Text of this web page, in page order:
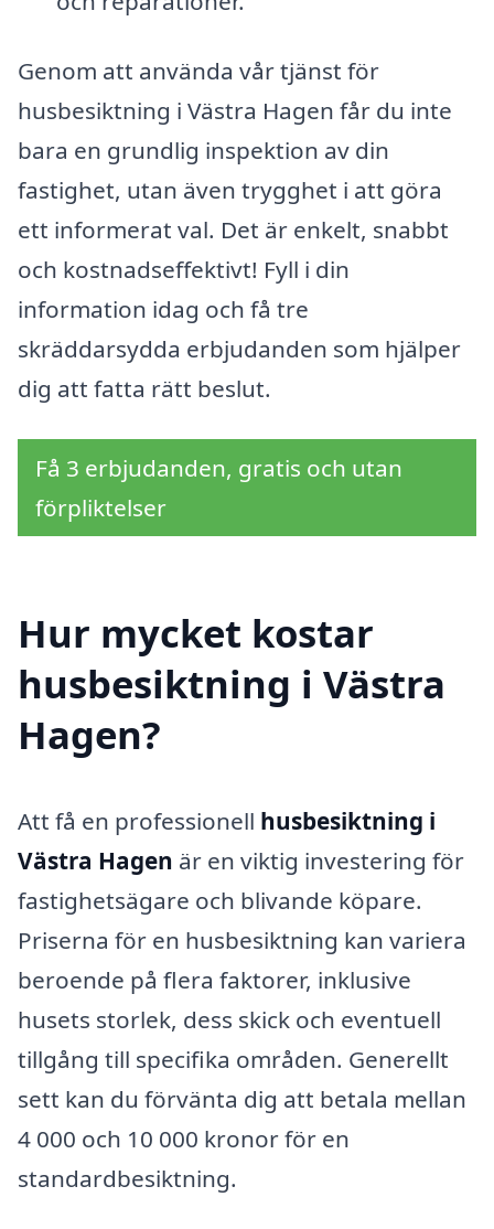
Genom att använda vår tjänst för
husbesiktning i Västra Hagen får du inte
bara en grundlig inspektion av din
fastighet, utan även trygghet i att göra
ett informerat val. Det är enkelt, snabbt
och kostnadseffektivt! Fyll i din
information idag och få tre
skräddarsydda erbjudanden som hjälper
dig att fatta rätt beslut.
Få 3 erbjudanden, gratis och utan
förpliktelser
Hur mycket kostar
husbesiktning i Västra
Hagen?
Att få en professionell husbesiktning i
Västra Hagen är en viktig investering för
fastighetsägare och blivande köpare.
Priserna för en husbesiktning kan variera
beroende på flera faktorer, inklusive
husets storlek, dess skick och eventuell
tillgång till specifika områden. Generellt
sett kan du förvänta dig att betala mellan
4 000 och 10 000 kronor för en
standardbesiktning.